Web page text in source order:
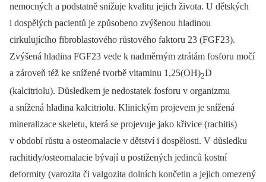
nemocných a podstatně snižuje kvalitu jejich života. U dětských
i dospělých pacientů je způsobeno zvýšenou hladinou
cirkulujícího fibroblastového růstového faktoru 23 (FGF23).
Zvýšená hladina FGF23 vede k nadměrným ztrátám fosforu močí
a zároveň též ke snížené tvorbě vitaminu 1,25(OH)2D
(kalcitriolu). Důsledkem je nedostatek fosforu v organizmu
a snížená hladina kalcitriolu. Klinickým projevem je snížená
mineralizace skeletu, která se projevuje jako křivice (rachitis)
v období růstu a osteomalacie v dětství i dospělosti. V důsledku
rachitidy/osteomalacie bývají u postižených jedinců kostní
deformity (varozita či valgozita dolních končetin a jejich omezený